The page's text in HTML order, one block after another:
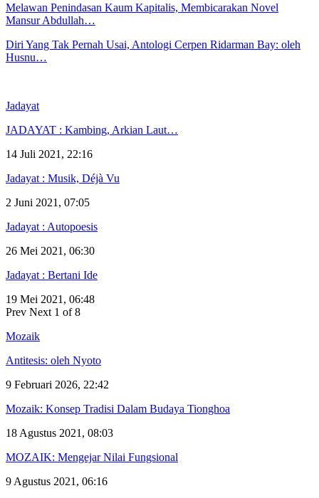
Melawan Penindasan Kaum Kapitalis, Membicarakan Novel
Mansur Abdullah…
Diri Yang Tak Pernah Usai, Antologi Cerpen Ridarman Bay: oleh
Husnu…
Jadayat
JADAYAT : Kambing, Arkian Laut…
14 Juli 2021, 22:16
Jadayat : Musik, Déjà Vu
2 Juni 2021, 07:05
Jadayat : Autopoesis
26 Mei 2021, 06:30
Jadayat : Bertani Ide
19 Mei 2021, 06:48
Prev Next 1 of 8
Mozaik
Antitesis: oleh Nyoto
9 Februari 2026, 22:42
Mozaik: Konsep Tradisi Dalam Budaya Tionghoa
18 Agustus 2021, 08:03
MOZAIK: Mengejar Nilai Fungsional
9 Agustus 2021, 06:16